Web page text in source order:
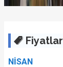
Fiyatlar
NİSAN